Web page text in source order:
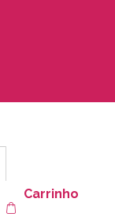
Carrinho